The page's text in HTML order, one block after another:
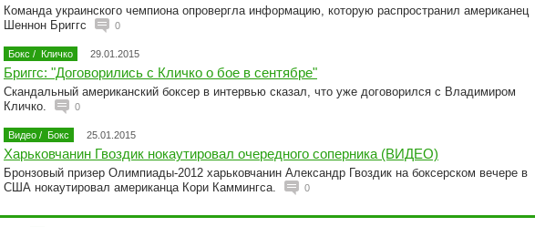
Команда украинского чемпиона опровергла информацию, которую распространил американец
Шеннон Бриггс
0
Бокс / Кличко 29.01.2015
Бриггс: "Договорились с Кличко о бое в сентябре"
Скандальный американский боксер в интервью сказал, что уже договорился с Владимиром
Кличко.
0
Видео / Бокс 25.01.2015
Харьковчанин Гвоздик нокаутировал очередного соперника (ВИДЕО)
Бронзовый призер Олимпиады-2012 харьковчанин Александр Гвоздик на боксерском вечере в
США нокаутировал американца Кори Каммингса.
0